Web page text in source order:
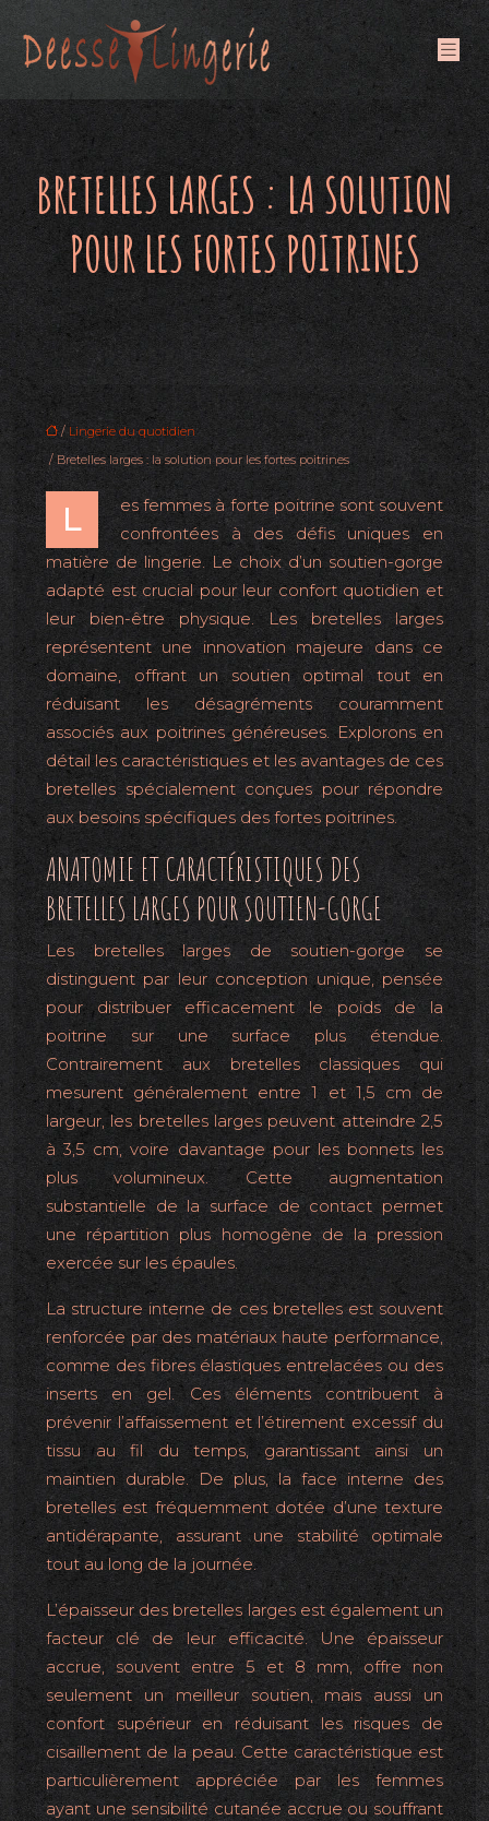
BRETELLES LARGES : LA SOLUTION
POUR LES FORTES POITRINES
/ Lingerie du quotidien
/ Bretelles larges : la solution pour les fortes poitrines
L
es femmes à forte poitrine sont souvent
confrontées à des défis uniques en
matière de lingerie. Le choix d’un soutien-gorge
adapté est crucial pour leur confort quotidien et
leur bien-être physique. Les bretelles larges
représentent une innovation majeure dans ce
domaine, offrant un soutien optimal tout en
réduisant les désagréments couramment
associés aux poitrines généreuses. Explorons en
détail les caractéristiques et les avantages de ces
bretelles spécialement conçues pour répondre
aux besoins spécifiques des fortes poitrines.
ANATOMIE ET CARACTÉRISTIQUES DES
BRETELLES LARGES POUR SOUTIEN-GORGE
Les bretelles larges de soutien-gorge se
distinguent par leur conception unique, pensée
pour distribuer efficacement le poids de la
poitrine sur une surface plus étendue.
Contrairement aux bretelles classiques qui
mesurent généralement entre 1 et 1,5 cm de
largeur, les bretelles larges peuvent atteindre 2,5
à 3,5 cm, voire davantage pour les bonnets les
plus volumineux. Cette augmentation
substantielle de la surface de contact permet
une répartition plus homogène de la pression
exercée sur les épaules.
La structure interne de ces bretelles est souvent
renforcée par des matériaux haute performance,
comme des fibres élastiques entrelacées ou des
inserts en gel. Ces éléments contribuent à
prévenir l’affaissement et l’étirement excessif du
tissu au fil du temps, garantissant ainsi un
maintien durable. De plus, la face interne des
bretelles est fréquemment dotée d’une texture
antidérapante, assurant une stabilité optimale
tout au long de la journée.
L’épaisseur des bretelles larges est également un
facteur clé de leur efficacité. Une épaisseur
accrue, souvent entre 5 et 8 mm, offre non
seulement un meilleur soutien, mais aussi un
confort supérieur en réduisant les risques de
cisaillement de la peau. Cette caractéristique est
particulièrement appréciée par les femmes
ayant une sensibilité cutanée accrue ou souffrant